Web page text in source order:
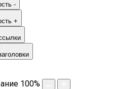
-
+
100%